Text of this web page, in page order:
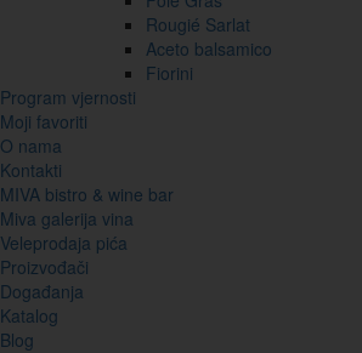
Rougié Sarlat
Aceto balsamico
Fiorini
Program vjernosti
Moji favoriti
O nama
Kontakti
MIVA bistro & wine bar
Miva galerija vina
Veleprodaja pića
Proizvođači
Događanja
Katalog
Blog